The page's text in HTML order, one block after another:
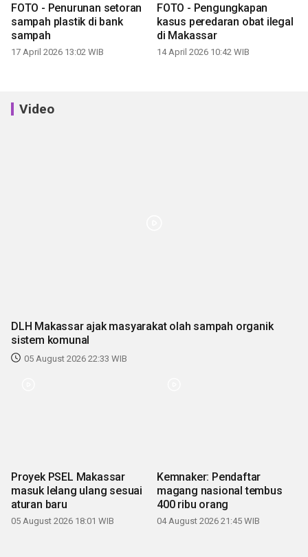
FOTO - Penurunan setoran
sampah plastik di bank
sampah
17 April 2026 13:02 WIB
FOTO - Pengungkapan
kasus peredaran obat ilegal
di Makassar
14 April 2026 10:42 WIB
Video
DLH Makassar ajak masyarakat olah sampah organik
sistem komunal
05 August 2026 22:33 WIB
Proyek PSEL Makassar
masuk lelang ulang sesuai
aturan baru
05 August 2026 18:01 WIB
Kemnaker: Pendaftar
magang nasional tembus
400 ribu orang
04 August 2026 21:45 WIB